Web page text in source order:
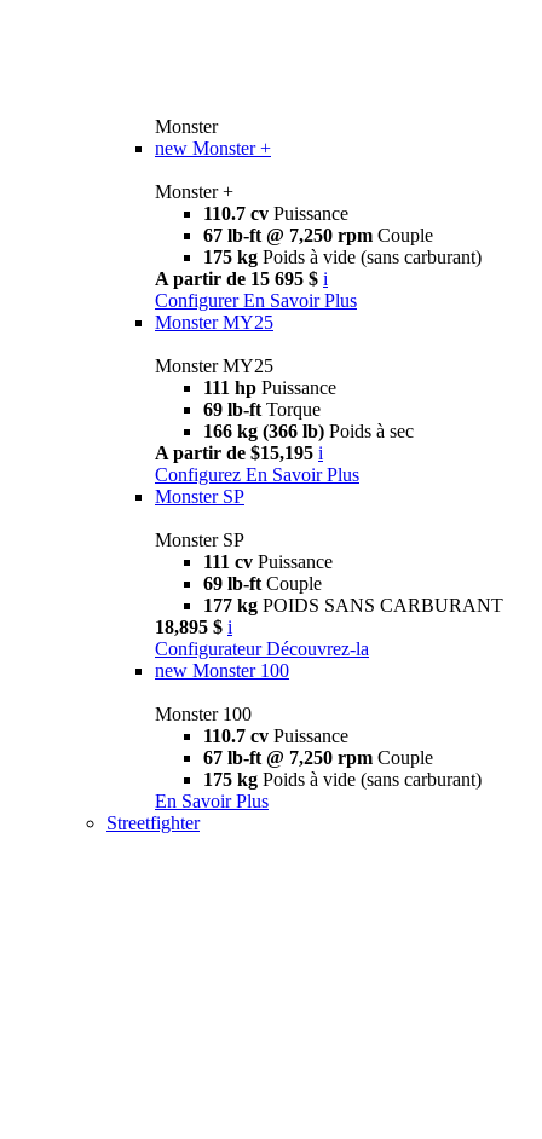
Monster
new Monster +
Monster +
110.7 cv Puissance
67 lb-ft @ 7,250 rpm Couple
175 kg Poids à vide (sans carburant)
A partir de 15 695 $ i
Configurer En Savoir Plus
Monster MY25
Monster MY25
111 hp Puissance
69 lb-ft Torque
166 kg (366 lb) Poids à sec
A partir de $15,195 i
Configurez En Savoir Plus
Monster SP
Monster SP
111 cv Puissance
69 lb-ft Couple
177 kg POIDS SANS CARBURANT
18,895 $ i
Configurateur Découvrez-la
new Monster 100
Monster 100
110.7 cv Puissance
67 lb-ft @ 7,250 rpm Couple
175 kg Poids à vide (sans carburant)
En Savoir Plus
Streetfighter